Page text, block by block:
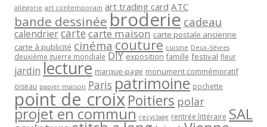
allégorie art contemporain art trading card ATC
bande dessinée broderie cadeau
calendriercartecarte maison carte postale ancienne
carte à publicité cinéma couture cuisine Deux-Sèvres
deuxième guerre mondiale DIY exposition famille festival fleur
jardin lecture marque-page monument commémoratif
oiseau papier maison Paris patrimoine pochette
point de croixPoitiers polar
projet en commun recyclage rentrée littéraire SAL